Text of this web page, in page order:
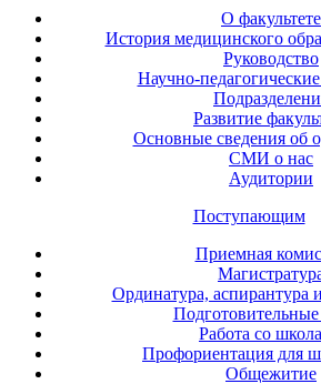
О факультете
История медицинского
Руководство
Научно-
Развитие
Основные сведения об
СМИ о нас
Аудитории
Поступающим
Приемная
Ординатура, аспирантура
Работа со
Профориентация для
Общежитие